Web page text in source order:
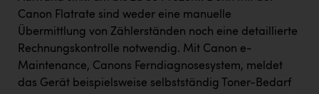
SCHMACHTL GmbH
Schwingshandl - automation technology gmbh
Seher + Partner
Canon Flatrate sind weder eine manuelle
Übermittlung von Zählerständen noch eine detaillierte
Rechnungskontrolle notwendig. Mit Canon e-
Maintenance, Canons Ferndiagnosesystem, meldet
das Gerät beispielsweise selbstständig Toner-Bedarf